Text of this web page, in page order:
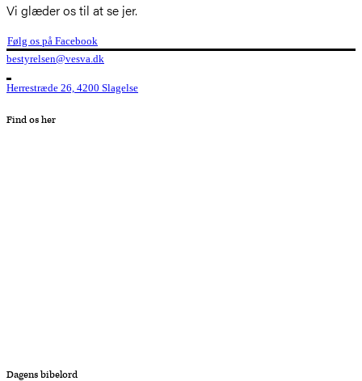
Vi glæder os til at se jer.
Følg os på Facebook
bestyrelsen@vesva.dk
Herrestræde 26, 4200 Slagelse
Find os her
Dagens bibelord